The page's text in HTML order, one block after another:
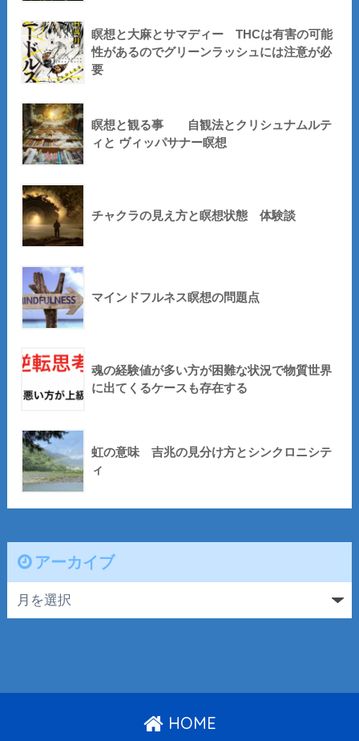
瞑想と大麻とサマディー THCは有害の可能
性があるのでグリーンラッシュには注意が必
要
瞑想と観る事 自観法とクリシュナムルテ
ィと ヴィッパサナー瞑想
チャクラの見え方と瞑想状態 体験談
マインドフルネス瞑想の問題点
魂の経験値が多い方が困難な状況で物質世界
に出てくるケースも存在する
虹の意味 吉兆の見分け方とシンクロニシテ
ィ
アーカイブ
HOME